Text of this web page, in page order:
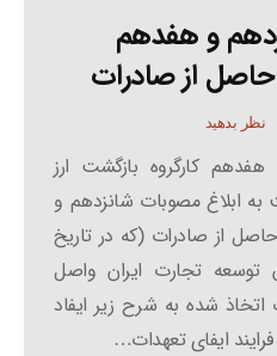
و هفدهم
حاصل از صادرات
نظر بدهید
کارگروه بازگشت ارز
ابلاغ مصوبات شانزدهم و
از صادرات (که در تاریخ
سازمان توسعه تجارت ایران واصل
شده به شرح زیر ایفاد
ایفای تعهدات…